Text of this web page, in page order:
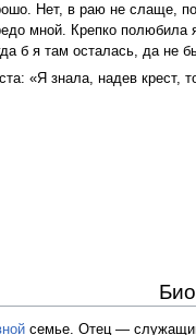
Нет, в раю не слаще,
мной. Крепко
б я там осталась, да не
«Я знала, надев
семье. Отец — служащий